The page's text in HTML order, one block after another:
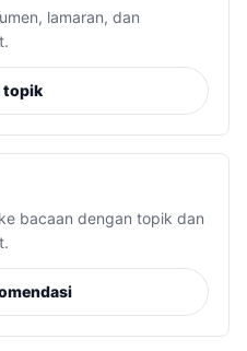
lamaran, dan
topik
bacaan dengan topik dan